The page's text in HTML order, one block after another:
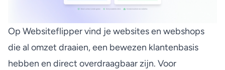
Op Websiteflippervind je websites en webshops
die al omzet draaien, een bewezen klantenbasis
hebben en direct overdraagbaar zijn. Voor